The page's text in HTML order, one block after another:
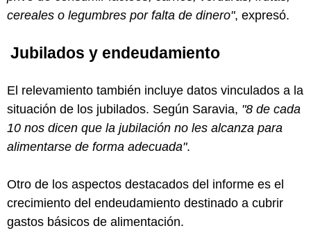
cereales o legumbres por falta de dinero", expresó.
Jubilados y endeudamiento
El relevamiento también incluye datos vinculados a la
situación de los jubilados. Según Saravia, "8 de cada
10 nos dicen que la jubilación no les alcanza para
alimentarse de forma adecuada".
Otro de los aspectos destacados del informe es el
crecimiento del endeudamiento destinado a cubrir
gastos básicos de alimentación.